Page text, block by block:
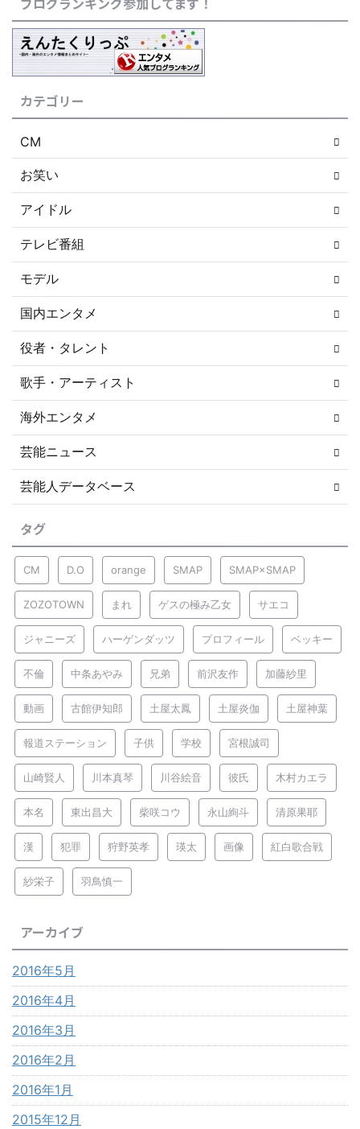
カテゴリー
CM
お笑い
アイドル
テレビ番組
モデル
国内エンタメ
役者・タレント
歌手・アーティスト
海外エンタメ
芸能ニュース
芸能人データベース
タグ
CM D.O orange SMAP SMAP×SMAP
ZOZOTOWN まれ ゲスの極み乙女 サエコ
ジャニーズ ハーゲンダッツ プロフィール ベッキー
不倫 中条あやみ 兄弟 前沢友作 加藤紗里
動画 古館伊知郎 土屋太鳳 土屋炎伽 土屋神葉
報道ステーション 子供 学校 宮根誠司
山崎賢人 川本真琴 川谷絵音 彼氏 木村カエラ
本名 東出昌大 柴咲コウ 永山絢斗 清原果耶
漢 犯罪 狩野英孝 瑛太 画像 紅白歌合戦
紗栄子 羽鳥慎一
アーカイブ
2016年5月
2016年4月
2016年3月
2016年2月
2016年1月
2015年12月